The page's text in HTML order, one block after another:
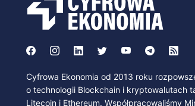
Cyfrowa Ekonomia od 2013 roku
o technologii Blockchain i kryptowalutach
Litecoin i Ethereum. Współpracowaliśmy